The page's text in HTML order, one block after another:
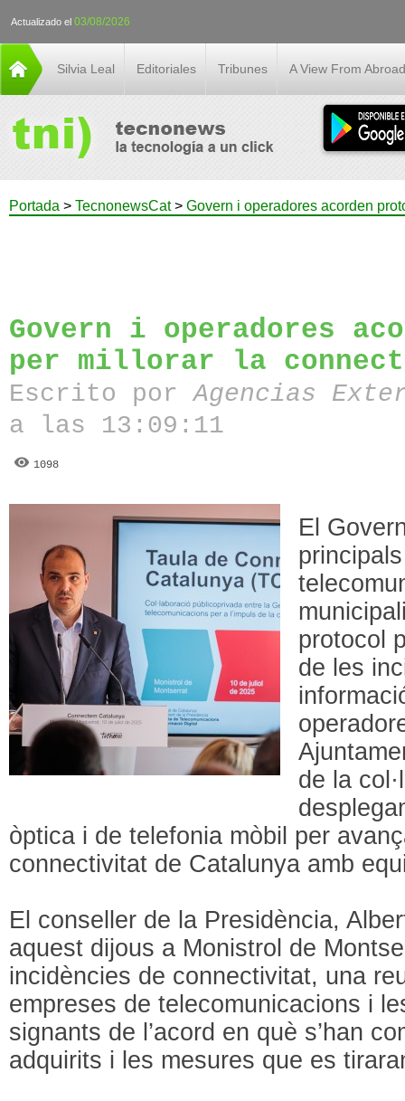
Actualizado el 03/08/2026
Silvia Leal Editoriales Tribunes A View From Abroad
Portada > TecnonewsCat > Govern i operadores acorden
Govern i operadores
per millorar la
Escrito porAgencias
a las 13:09:11
1098
El
protocol
de les
de la
òptica i de telefonia mòbil per
connectivitat de Catalunya amb
El conseller de la Presidència,
aquest dijous a Monistrol de
incidències de connectivitat, una
empreses de telecomunicacions i
signants de l’acord en què s’han
adquirits i les mesures que es